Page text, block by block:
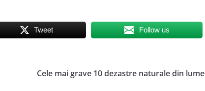
Tweet Follow us
Cele mai grave 10 dezastre naturale din lume